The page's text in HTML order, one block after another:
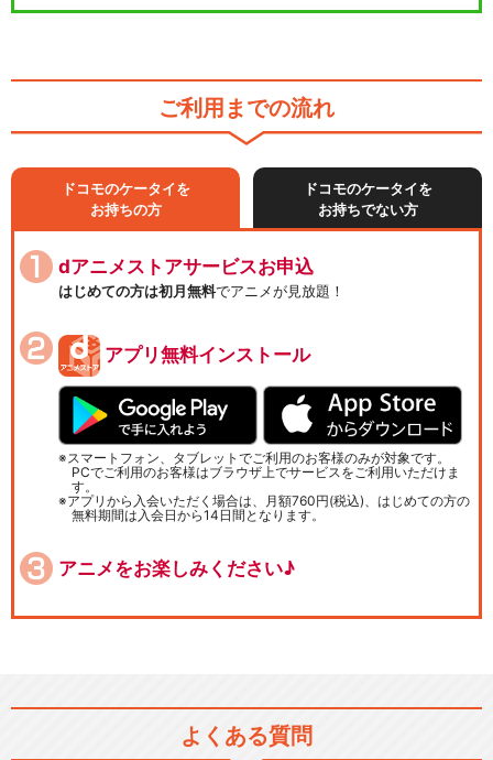
ご利用までの流れ
ドコモのケータイを
お持ちの方
ドコモのケータイを
お持ちでない方
dアニメストアサービスお申込
はじめての方は初月無料でアニメが見放題！
アプリ無料インストール
スマートフォン、タブレットでご利用のお客様のみが対象です。
PCでご利用のお客様はブラウザ上でサービスをご利用いただけま
す。
アプリから入会いただく場合は、月額760円(税込)、はじめての方の
無料期間は入会日から14日間となります。
アニメをお楽しみください♪
よくある質問